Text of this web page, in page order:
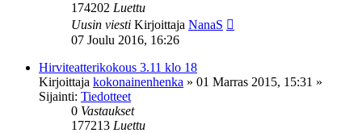
174202 Luettu
Uusin viesti Kirjoittaja NanaS
07 Joulu 2016, 16:26
Hirviteatterikokous 3.11 klo 18
Kirjoittaja kokonainenhenka » 01 Marras 2015, 15:31 »
Sijainti: Tiedotteet
0 Vastaukset
177213 Luettu